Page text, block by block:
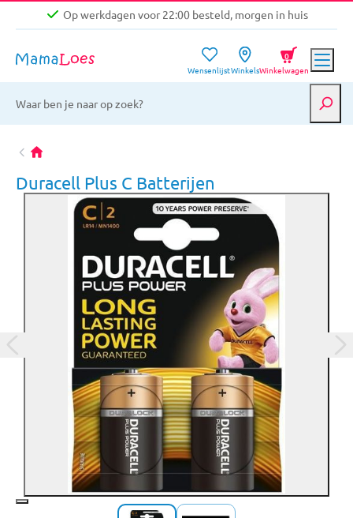
Op werkdagen voor 22:00 besteld, morgen in huis
Gratis verzending vanaf €39,-
Op werkdagen voor 22:00 besteld, morgen in huis
WensenlijstWinkelsWinkelwagen
0
Duracell Plus C Batterijen